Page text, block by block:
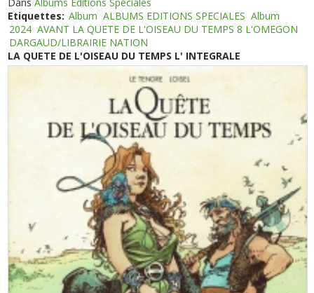
Etiquettes: Album ALBUMS EDITIONS SPECIALES Album
2024 AVANT LA QUETE DE L'OISEAU DU TEMPS 8 L'OMEGON
DARGAUD/LIBRAIRIE NATION
LA QUETE DE L'OISEAU DU TEMPS L' INTEGRALE